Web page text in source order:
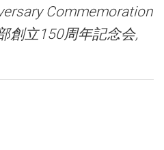
Commemoration
創立150周年記念会,